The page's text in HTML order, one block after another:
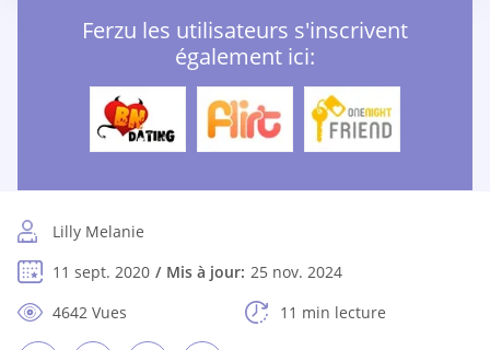
Ferzu les utilisateurs s'inscrivent
également ici:
Lilly Melanie
11 sept. 2020
Mis à jour: 25 nov. 2024
4642 Vues
11 min lecture